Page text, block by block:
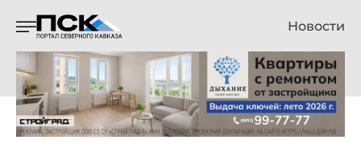
Новости